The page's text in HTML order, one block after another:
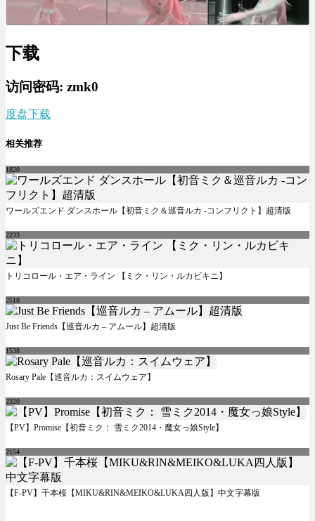
下载
访问密码: zmk0
度盘下载
相关推荐
1820
ワールズエンド ダンスホール【初音ミク＆巡音ルカ -コンフリクト】超清版
2233
トリコロール・エア・ライン 【ミク・リン・ルカビキニ】
2518
Just Be Friends【巡音ルカ – アムール】超清版
1538
Rosary Pale【巡音ルカ：スイムウェア】
2320
【PV】Promise【初音ミク： 雪ミク2014・魔女っ娘Style】
2154
【F-PV】千本桜【MIKU&RIN&MEIKO&LUKA四人版】中文字幕版